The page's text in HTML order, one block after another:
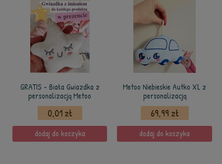
GRATIS - Biała Gwiazdka z
personalizacją Metoo
0,01 zł
dodaj do koszyka
Metoo Niebieskie Autko XL z
personalizacją
69,99 zł
dodaj do koszyka